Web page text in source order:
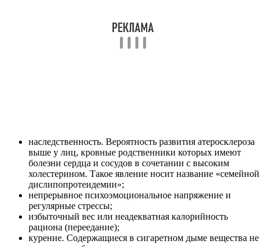
наследственность. Вероятность развития атеросклероза
выше у лиц, кровные родственники которых имеют
болезни сердца и сосудов в сочетании с высоким
холестерином. Такое явление носит название «семейной
дислипопротеидемии»;
непрерывное психоэмоциональное напряжение и
регулярные стрессы;
избыточный вес или неадекватная калорийность
рациона (переедание);
курение. Содержащиеся в сигаретном дыме вещества не